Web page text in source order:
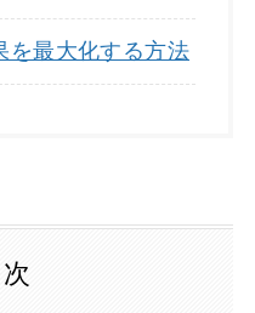
を最大化する方法